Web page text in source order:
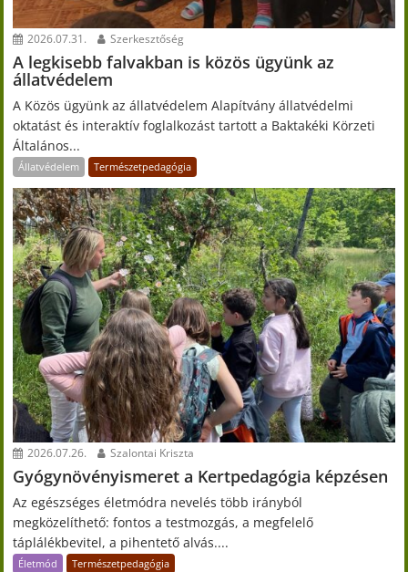
2026.07.31. Szerkesztőség
A legkisebb falvakban is közös ügyünk az
állatvédelem
A Közös ügyünk az állatvédelem Alapítvány állatvédelmi
oktatást és interaktív foglalkozást tartott a Baktakéki Körzeti
Általános...
Állatvédelem Természetpedagógia
2026.07.26. Szalontai Kriszta
Gyógynövényismeret a Kertpedagógia képzésen
Az egészséges életmódra nevelés több irányból
megközelíthető: fontos a testmozgás, a megfelelő
táplálékbevitel, a pihentető alvás....
Életmód Természetpedagógia